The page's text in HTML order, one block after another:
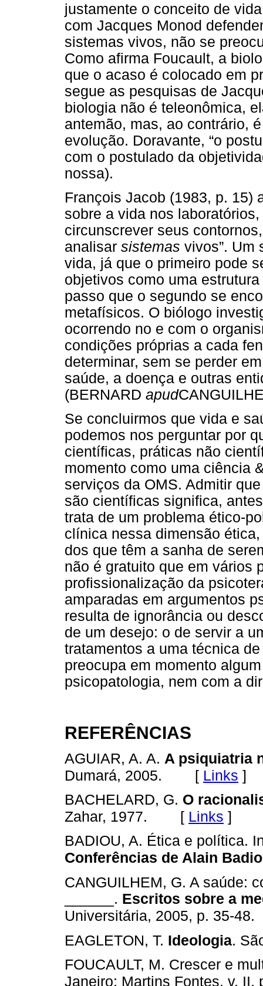
justamente o conceito de
com Jacques Monod
sistemas vivos, não se
Como afirma Foucault, a
que o acaso é colocado em
segue as pesquisas de
biologia não é teleonômica,
antemão, mas, ao contrário,
evolução. Doravante, “o
com o postulado da
nossa).
François Jacob (1983, p. 15)
sobre a vida nos
circunscrever seus
analisar sistemas vivos”. Um
vida, já que o primeiro pode
objetivos como uma
passo que o segundo se
metafísicos. O biólogo
ocorrendo no e com o
condições próprias a cada
determinar, sem se perder
saúde, a doença e outras
(BERNARD apud
Se concluirmos que vida e
podemos nos perguntar por
científicas, práticas não
momento como uma ciência
serviços da OMS. Admitir
são científicas significa,
trata de um problema ético-
clínica nessa dimensão
dos que têm a sanha de
não é gratuito que em vários
profissionalização da
amparadas em argumentos
resulta de ignorância ou
de um desejo: o de servir a
tratamentos a uma técnica
preocupa em momento
psicopatologia, nem com a
REFERÊNCIAS
AGUIAR, A. A. A psiquiatria
Dumará, 2005. [ Links ]
BACHELARD, G. O
Zahar, 1977. [ Links ]
BADIOU, A. Ética e política.
Conferências de Alain
CANGUILHEM, G. A saúde:
______. Escritos sobre a
Universitária, 2005, p. 35-48.
EAGLETON, T. Ideologia.
FOUCAULT, M. Crescer e
Janeiro: Martins Fontes, v. II,